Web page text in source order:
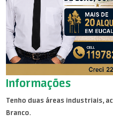
Informações
Tenho duas áreas industriais,
Branco.